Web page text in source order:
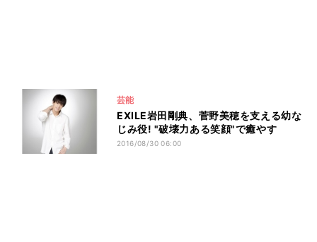
芸能
EXILE岩田剛典、菅野美穂を支える幼な
じみ役! "破壊力ある笑顔"で癒やす
2016/08/30 06:00